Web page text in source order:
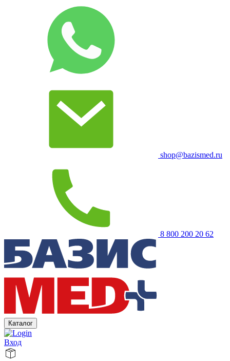
shop@bazismed.ru
8 800 200 20 62
Каталог
Вход